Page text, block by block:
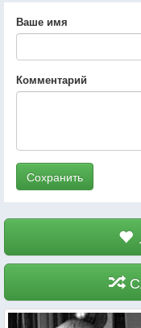
Ваше имя
Комментарий
Сохранить